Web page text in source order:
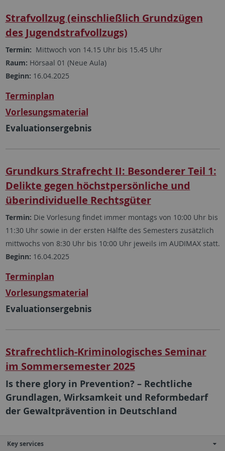
Strafvollzug (einschließlich Grundzügen
des Jugendstrafvollzugs)
Termin: Mittwoch von 14.15 Uhr bis 15.45 Uhr
Raum: Hörsaal 01 (Neue Aula)
Beginn: 16.04.2025
Terminplan
Vorlesungsmaterial
Evaluationsergebnis
Grundkurs Strafrecht II: Besonderer Teil 1:
Delikte gegen höchstpersönliche und
überindividuelle Rechtsgüter
Termin: Die Vorlesung findet immer montags von 10:00 Uhr bis
11:30 Uhr sowie in der ersten Hälfte des Semesters zusätzlich
mittwochs von 8:30 Uhr bis 10:00 Uhr jeweils im AUDIMAX statt.
Beginn: 16.04.2025
Terminplan
Vorlesungsmaterial
Evaluationsergebnis
Strafrechtlich-Kriminologisches Seminar
im Sommersemester 2025
Is there glory in Prevention? – Rechtliche
Grundlagen, Wirksamkeit und Reformbedarf
der Gewaltprävention in Deutschland
Key services